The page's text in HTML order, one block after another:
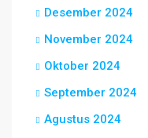
Desember 2024
November 2024
Oktober 2024
September 2024
Agustus 2024